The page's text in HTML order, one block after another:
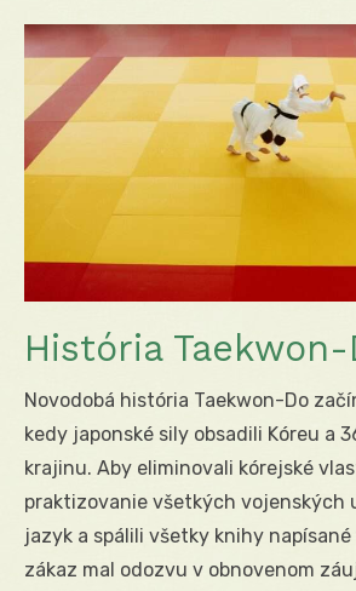
História Taekwon-
Novodobá história Taekwon-Do
kedy japonské sily obsadili Kóreu a
krajinu. Aby eliminovali kórejské
praktizovanie všetkých vojenských
jazyk a spálili všetky knihy napísané
zákaz mal odozvu v obnovenom